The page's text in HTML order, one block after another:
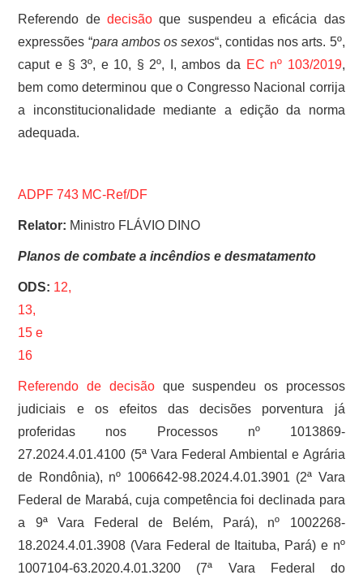
Referendo dedecisão que suspendeu a eficácia das
expressões “para ambos os sexos“, contidas nos arts. 5º,
caput e § 3º, e 10, § 2º, I, ambos da EC nº 103/2019,
bem como determinou que o Congresso Nacional corrija
a inconstitucionalidade mediante a edição da norma
adequada.
ADPF 743 MC-Ref/DF
Relator: Ministro FLÁVIO DINO
Planos de combate a incêndios e desmatamento
ODS: 12,
13,
15 e
16
Referendo de decisãoque suspendeu os processos
judiciais e os efeitos das decisões porventura já
proferidas nos Processos nº 1013869-
27.2024.4.01.4100 (5ª Vara Federal Ambiental e Agrária
de Rondônia), nº 1006642-98.2024.4.01.3901 (2ª Vara
Federal de Marabá, cuja competência foi declinada para
a 9ª Vara Federal de Belém, Pará), nº 1002268-
18.2024.4.01.3908 (Vara Federal de Itaituba, Pará) e nº
1007104-63.2020.4.01.3200 (7ª Vara Federal do